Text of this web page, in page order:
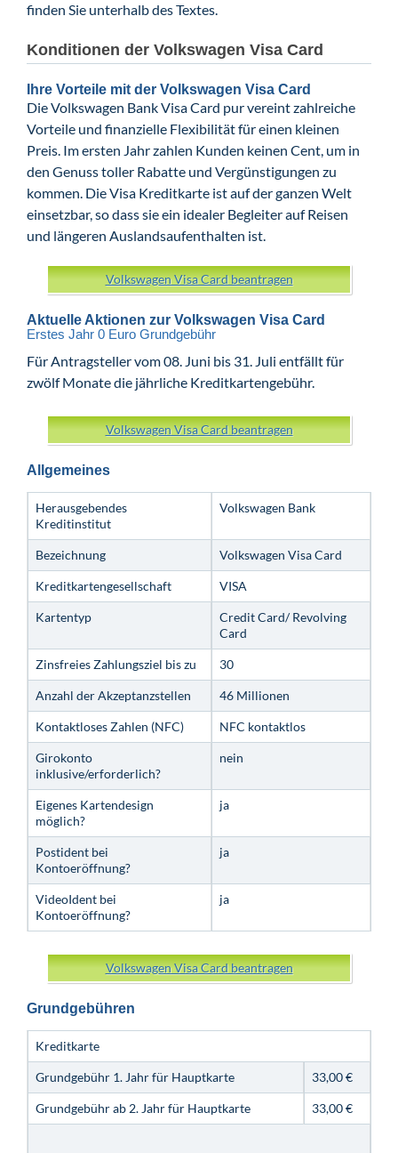
finden Sie unterhalb des Textes.
Konditionen der Volkswagen Visa Card
Ihre Vorteile mit der Volkswagen Visa Card
Die Volkswagen Bank Visa Card pur vereint zahlreiche
Vorteile und finanzielle Flexibilität für einen kleinen
Preis. Im ersten Jahr zahlen Kunden keinen Cent, um in
den Genuss toller Rabatte und Vergünstigungen zu
kommen. Die Visa Kreditkarte ist auf der ganzen Welt
einsetzbar, so dass sie ein idealer Begleiter auf Reisen
und längeren Auslandsaufenthalten ist.
Volkswagen Visa Card beantragen
Aktuelle Aktionen zur Volkswagen Visa Card
Erstes Jahr 0 Euro Grundgebühr
Für Antragsteller vom 08. Juni bis 31. Juli entfällt für
zwölf Monate die jährliche Kreditkartengebühr.
Volkswagen Visa Card beantragen
Allgemeines
Herausgebendes
Kreditinstitut
Volkswagen Bank
Bezeichnung Volkswagen Visa Card
Kreditkartengesellschaft VISA
Kartentyp
Credit Card/ Revolving
Card
Zinsfreies Zahlungsziel bis zu 30
Anzahl der Akzeptanzstellen 46 Millionen
Kontaktloses Zahlen (NFC) NFC kontaktlos
Girokonto
inklusive/erforderlich?
nein
Eigenes Kartendesign
möglich?
ja
Postident bei
Kontoeröffnung?
ja
VideoIdent bei
Kontoeröffnung?
ja
Volkswagen Visa Card beantragen
Grundgebühren
Kreditkarte
Grundgebühr 1. Jahr für Hauptkarte 33,00 €
Grundgebühr ab 2. Jahr für Hauptkarte 33,00 €